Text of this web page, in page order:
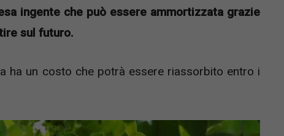
ingente che può essere ammortizzata grazie
sul futuro.
ha un costo che potrà essere riassorbito entro i